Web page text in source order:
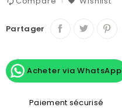
Partager
Acheter via WhatsApp
Paiement sécurisé